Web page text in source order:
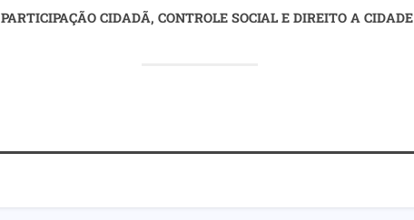
PARTICIPAÇÃO CIDADÃ, CONTROLE SOCIAL E DIREITO A CIDADE